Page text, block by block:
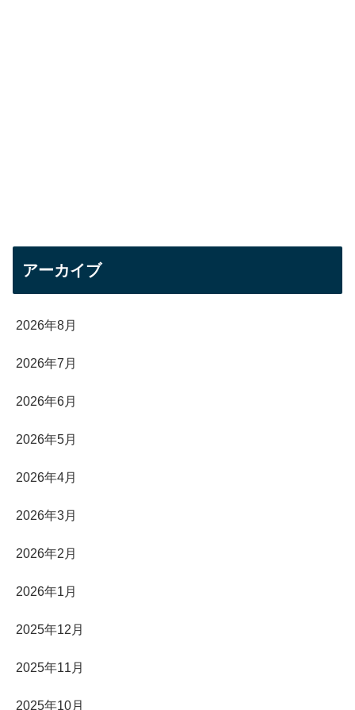
アーカイブ
2026年8月
2026年7月
2026年6月
2026年5月
2026年4月
2026年3月
2026年2月
2026年1月
2025年12月
2025年11月
2025年10月